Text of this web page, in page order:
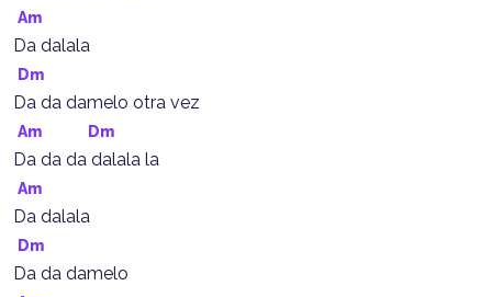
Am
Da dalala
Dm
Da da damelo otra vez
Am Dm
Da da da dalala la
Am
Da dalala
Dm
Da da damelo